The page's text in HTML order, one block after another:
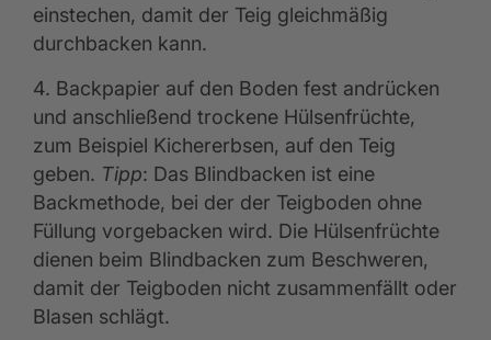
einstechen, damit der Teig gleichmäßig
durchbacken kann.
4. Backpapier auf den Boden fest andrücken
und anschließend trockene Hülsenfrüchte,
zum Beispiel Kichererbsen, auf den Teig
geben. Tipp: Das Blindbacken ist eine
Backmethode, bei der der Teigboden ohne
Füllung vorgebacken wird. Die Hülsenfrüchte
dienen beim Blindbacken zum Beschweren,
damit der Teigboden nicht zusammenfällt oder
Blasen schlägt.